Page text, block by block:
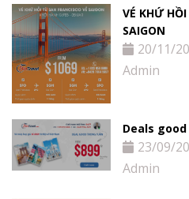
VÉ KHỨ
SAIGON
20/11/
Admin
Deals
23/09/
Admin